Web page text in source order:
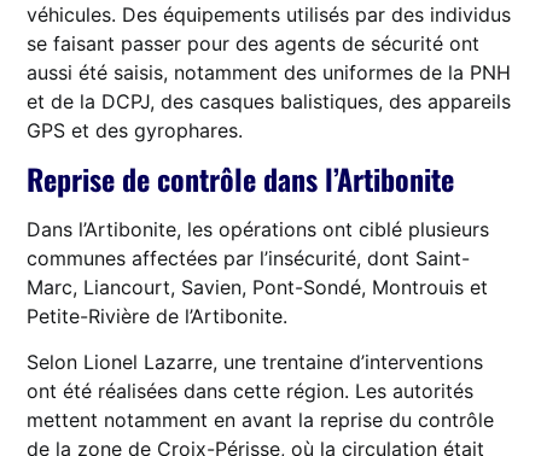
véhicules. Des équipements utilisés par des individus
se faisant passer pour des agents de sécurité ont
aussi été saisis, notamment des uniformes de la PNH
et de la DCPJ, des casques balistiques, des appareils
GPS et des gyrophares.
Reprise de contrôle dans l’Artibonite
Dans l’Artibonite, les opérations ont ciblé plusieurs
communes affectées par l’insécurité, dont Saint-
Marc, Liancourt, Savien, Pont-Sondé, Montrouis et
Petite-Rivière de l’Artibonite.
Selon Lionel Lazarre, une trentaine d’interventions
ont été réalisées dans cette région. Les autorités
mettent notamment en avant la reprise du contrôle
de la zone de Croix-Périsse, où la circulation était